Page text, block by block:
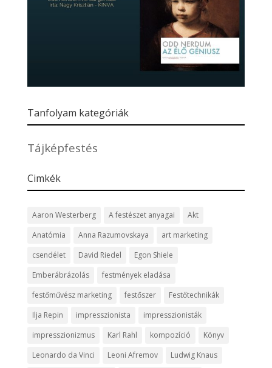
Tanfolyam kategóriák
Tájképfestés
Cimkék
Aaron Westerberg A festészet anyagai
Akt
Anatómia
Anna Razumovskaya
art marketing
csendélet
David Riedel
Egon Shiele
Emberábrázolás
festmények eladása
festőművész marketing
festőszer
Festőtechnikák
Ilja Repin
impresszionista
impresszionisták
impresszionizmus
Karl Rahl kompozíció
Könyv
Leonardo da Vinci
Leoni Afremov
Ludwig Knaus